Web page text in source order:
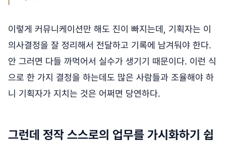
이렇게 커뮤니케이션만 해도 진이 빠지는데, 기획자는 이
의사결정을 잘 정리해서 전달하고 기록에 남겨둬야 한다.
안 그러면 다들 까먹어서 실수가 생기기 때문이다. 이런 식
으로 한 가지 결정을 하는데도 많은 사람들과 조율해야 하
니 기획자가 지치는 것은 어쩌면 당연하다.
그런데 정작 스스로의 업무를 가시화하기 쉽